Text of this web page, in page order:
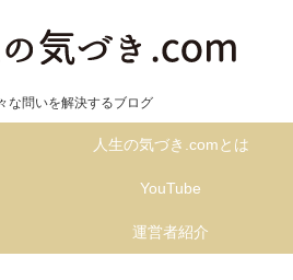
な問いを解決するブログ
人生の気づき.comとは
YouTube
運営者紹介